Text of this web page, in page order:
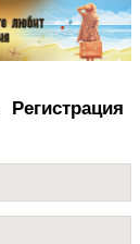
Регистрация